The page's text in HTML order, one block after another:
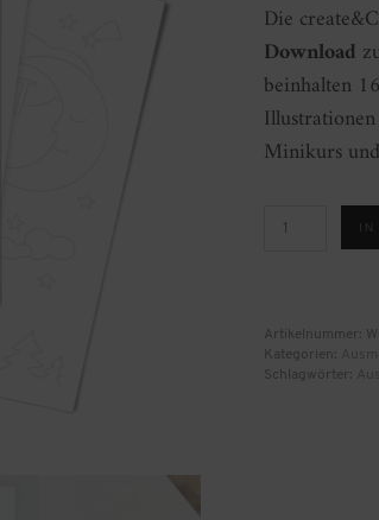
Die
Download
beinhalten
Minikurs
Ausmalvorlagen
IN
Artikelnummer:
Kategorien:
Schlagwörter: